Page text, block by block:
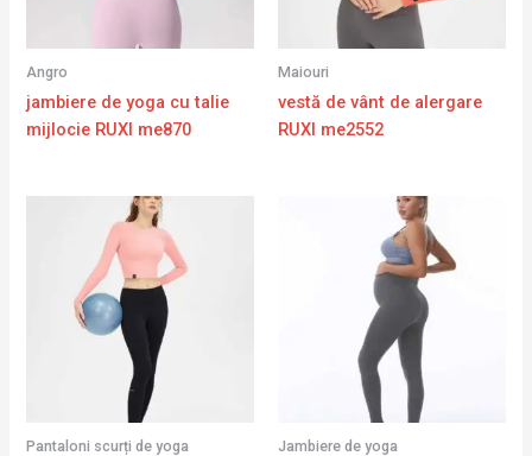
Angro
jambiere de yoga cu talie
mijlocie RUXI me870
Maiouri
vestă de vânt de alergare
RUXI me2552
Pantaloni scurți de yoga Jambiere de yoga